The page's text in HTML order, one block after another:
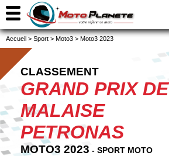
Accueil > Sport > Moto3 > Moto3 2023
CLASSEMENT
GRAND PRIX DE
MALAISE
PETRONAS
MOTO3 2023 - SPORT MOTO